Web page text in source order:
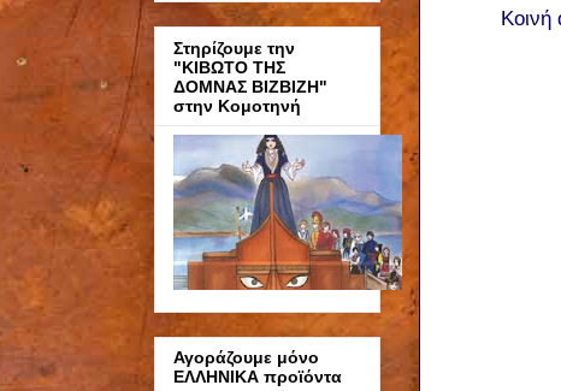
Κοινή
Στηρίζουμε την
"ΚΙΒΩΤΟ ΤΗΣ
ΔΟΜΝΑΣ ΒΙΖΒΙΖΗ"
στην Κομοτηνή
Αγοράζουμε μόνο
ΕΛΛΗΝΙΚΑ προϊόντα